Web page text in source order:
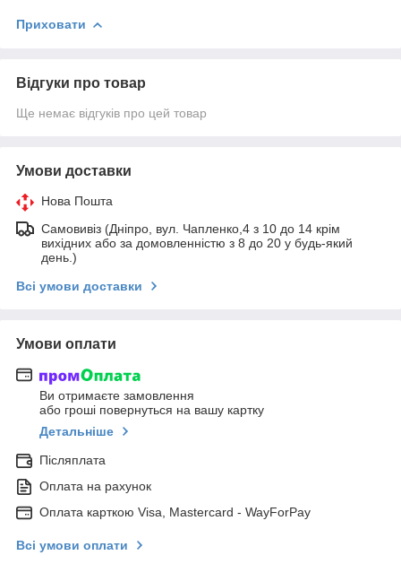
Приховати
Відгуки про товар
Ще немає відгуків про цей товар
Умови доставки
Нова Пошта
Самовивіз (Дніпро, вул. Чапленко,4 з 10 до 14 крім
вихідних або за домовленністю з 8 до 20 у будь-який
день.)
Всі умови доставки
Умови оплати
Ви отримаєте замовлення
або гроші повернуться на вашу картку
Детальніше
Післяплата
Оплата на рахунок
Оплата карткою Visa, Mastercard - WayForPay
Всі умови оплати